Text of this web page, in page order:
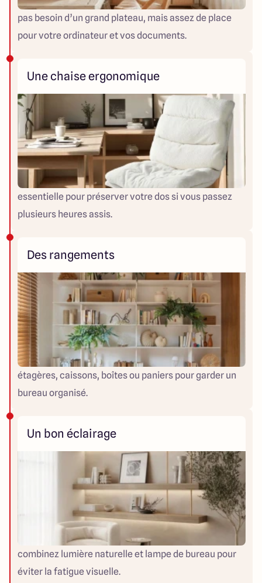
pas besoin d’un grand plateau, mais assez de place
pour votre ordinateur et vos documents.
Une chaise ergonomique
essentielle pour préserver votre dos si vous passez
plusieurs heures assis.
Des rangements
étagères, caissons, boîtes ou paniers pour garder un
bureau organisé.
Un bon éclairage
combinez lumière naturelle et lampe de bureau pour
éviter la fatigue visuelle.